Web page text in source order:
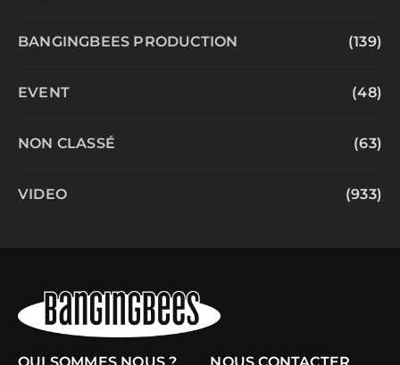
BANGINGBEES PRODUCTION (139)
EVENT (48)
NON CLASSÉ (63)
VIDEO (933)